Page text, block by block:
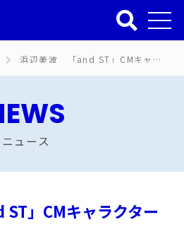
浜辺美波 「and ST」CMキャラクターに就任決定！
ニュース
」CMキャラクター